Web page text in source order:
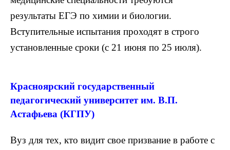
результаты ЕГЭ по химии и биологии.
Вступительные испытания проходят в строго
установленные сроки (с 21 июня по 25 июля).
Красноярский государственный
педагогический университет им. В.П.
Астафьева (КГПУ)
Вуз для тех, кто видит свое призвание в работе с